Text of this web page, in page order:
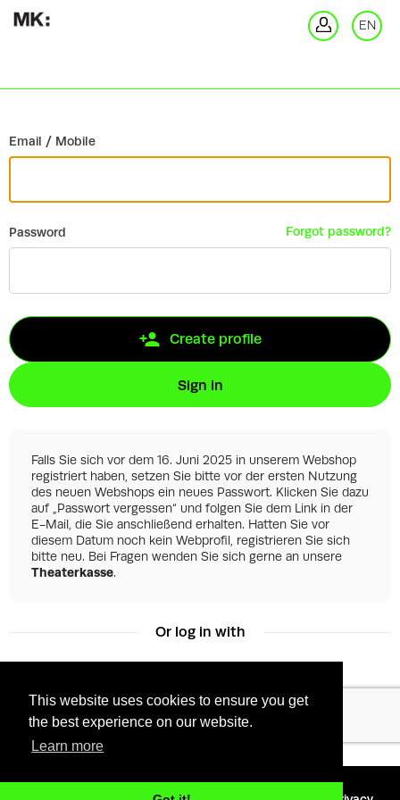
This website uses cookies to ensure you get
the best experience on our website.
Learn more
EN
Email / Mobile
Password Forgot password?
Create profile
Sign in
Falls Sie sich vor dem 16. Juni 2025 in unserem Webshop
registriert haben, setzen Sie bitte vor der ersten Nutzung
des neuen Webshops ein neues Passwort. Klicken Sie dazu
auf „Passwort vergessen“ und folgen Sie dem Link in der
E-Mail, die Sie anschließend erhalten. Hatten Sie vor
diesem Datum noch kein Webprofil, registrieren Sie sich
bitte neu. Bei Fragen wenden Sie sich gerne an unsere
Theaterkasse.
Or log in with
Facebook